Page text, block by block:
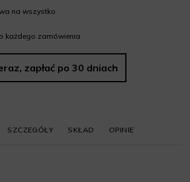
na wszystko
każdego zamówienia
zapłać po 30 dniach
SZCZEGÓŁY SKŁAD OPINIE